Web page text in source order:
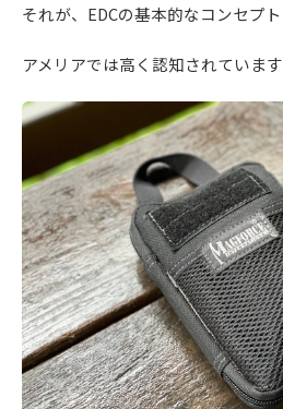
それが、EDCの基本的なコンセプト
アメリアでは高く認知されています